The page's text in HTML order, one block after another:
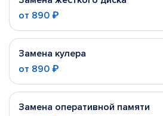
от 890 ₽
Замена кулера
от 890 ₽
Замена оперативной памяти